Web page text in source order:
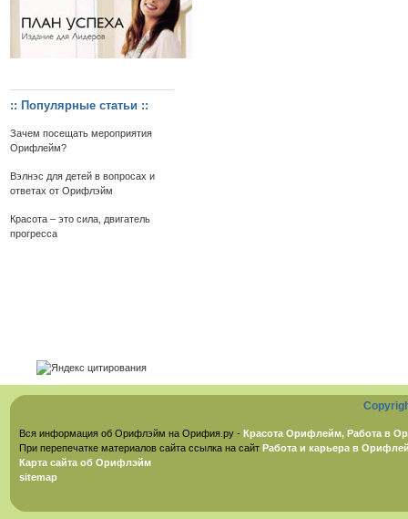
:: Популярные статьи ::
Зачем посещать мероприятия
Орифлейм?
Вэлнэс для детей в вопросах и
ответах от Орифлэйм
Красота – это сила, двигатель
прогресса
Вся информация об Орифлэйм на Орифия.ру - Красота Орифлейм, Работа в
При перепечатке материалов сайта ссылка на сайт Работа и карьера в
Карта сайта об Орифлэйм
sitemap